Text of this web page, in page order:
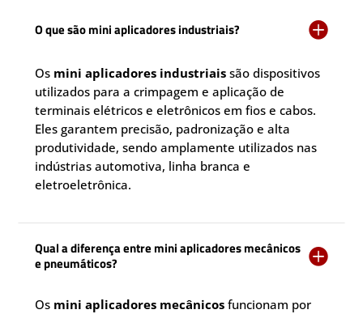
O que são mini aplicadores industriais? 
Os mini aplicadores industriais são dispositivos
utilizados para a crimpagem e aplicação de
terminais elétricos e eletrônicos em fios e cabos.
Eles garantem precisão, padronização e alta
produtividade, sendo amplamente utilizados nas
indústrias automotiva, linha branca e
eletroeletrônica.
Qual a diferença entre mini aplicadores mecânicos
e pneumáticos?

Os mini aplicadores mecânicos funcionam por